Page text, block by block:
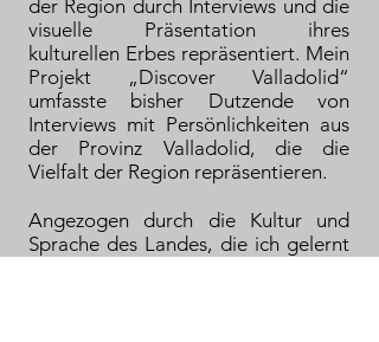
der Region durch Interviews und die
visuelle Präsentation ihres
kulturellen Erbes repräsentiert. Mein
Projekt „Discover Valladolid“
umfasste bisher Dutzende von
Interviews mit Persönlichkeiten aus
der Provinz Valladolid, die die
Vielfalt der Region repräsentieren.
Angezogen durch die Kultur und
Sprache des Landes, die ich gelernt